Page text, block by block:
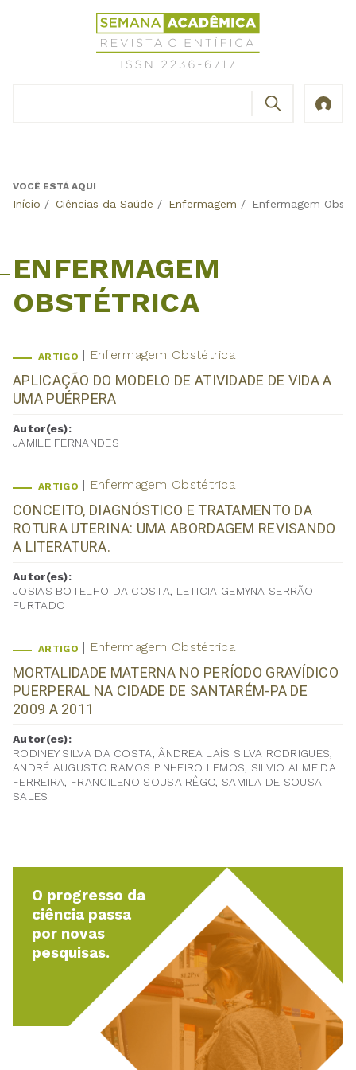
Revista
Científica
Semana
Back
VOCÊ ESTÁ AQUI
Início / Ciências da Saúde / Enfermagem / Enfermagem
ENFERMAGEM
OBSTÉTRICA
ARTIGO Enfermagem Obstétrica
APLICAÇÃO DO MODELO DE ATIVIDADE DE VIDA A
UMA PUÉRPERA
Autor(es):
JAMILE FERNANDES
ARTIGO Enfermagem Obstétrica
CONCEITO, DIAGNÓSTICO E TRATAMENTO DA
ROTURA UTERINA: UMA ABORDAGEM REVISANDO
A LITERATURA.
Autor(es):
JOSIAS BOTELHO DA COSTA, LETICIA GEMYNA SERRÃO
FURTADO
ARTIGO Enfermagem Obstétrica
MORTALIDADE MATERNA NO PERÍODO GRAVÍDICO
PUERPERAL NA CIDADE DE SANTARÉM-PA DE
2009 A 2011
Autor(es):
RODINEY SILVA DA COSTA, ÂNDREA LAÍS SILVA RODRIGUES,
ANDRÉ AUGUSTO RAMOS PINHEIRO LEMOS, SILVIO ALMEIDA
FERREIRA, FRANCILENO SOUSA RÊGO, SAMILA DE SOUSA
SALES
O progresso da
ciência passa
por novas
pesquisas.